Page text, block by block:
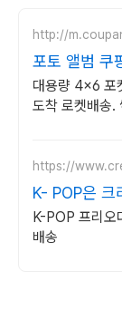
http://
포토 앨범 쿠
대용량 4x6 포
도착 로켓배송.
https://
K- POP은 크
K-POP 프리오
배송